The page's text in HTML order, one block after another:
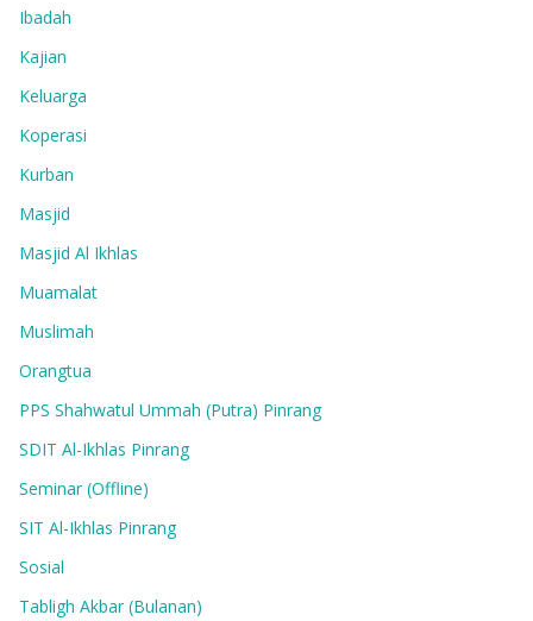
Ibadah
Kajian
Keluarga
Koperasi
Kurban
Masjid
Masjid Al Ikhlas
Muamalat
Muslimah
Orangtua
PPS Shahwatul Ummah (Putra) Pinrang
SDIT Al-Ikhlas Pinrang
Seminar (Offline)
SIT Al-Ikhlas Pinrang
Sosial
Tabligh Akbar (Bulanan)